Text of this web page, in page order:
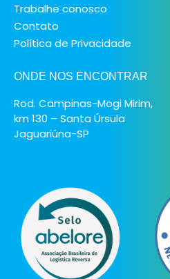
Trabalhe conosco
Contato
Política de Privacidade
ONDE NOS ENCONTRAR
Rod. Campinas-Mogi Mirim,
km 130 – Santa Úrsula
Jaguariúna-SP